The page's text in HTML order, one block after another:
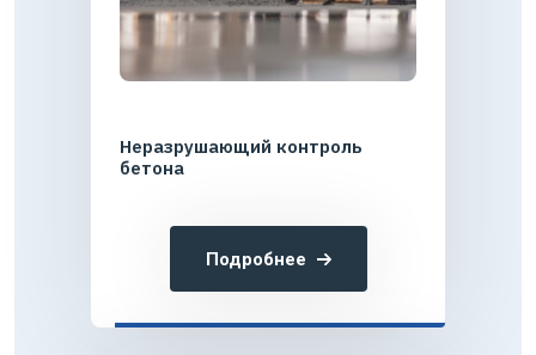
Неразрушающий контроль
бетона
Подробнее